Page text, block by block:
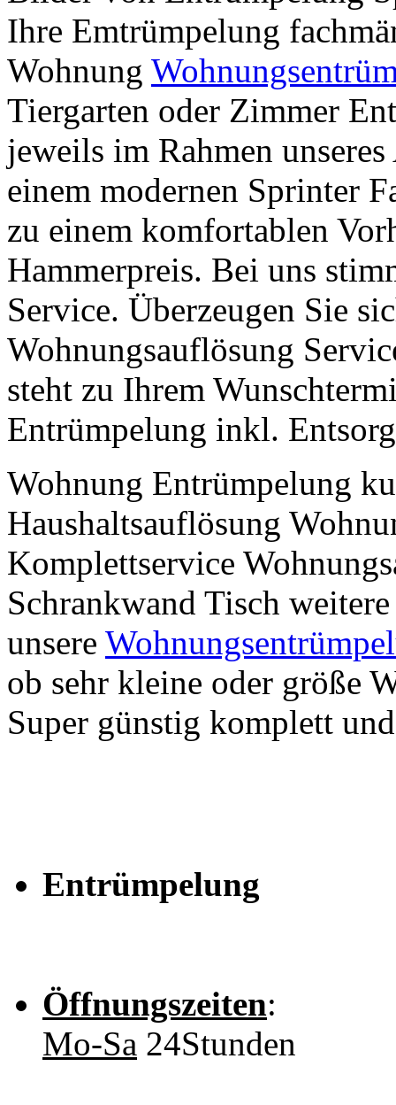
Ihre Emtrümpelung
Wohnung
Tiergarten oder Zimmer
jeweils im Rahmen
einem modernen Sprinter
zu einem komfortablen
Hammerpreis. Bei uns
Service. Überzeugen Sie
Wohnungsauflösung
steht zu Ihrem
Entrümpelung inkl.
Wohnung Entrümpelung
Haushaltsauflösung
Komplettservice
Schrankwand Tisch
unsere
ob sehr kleine oder größe
Super günstig komplett
Entrümpelung
Öffnungszeiten:
Mo-Sa 24Stunden